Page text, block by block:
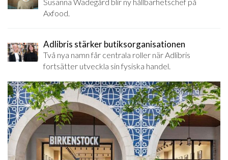
Axfood.
Adlibris stärker butiksorganisationen
Två nya namn får centrala roller när Adlibris
fortsätter utveckla sin fysiska handel.